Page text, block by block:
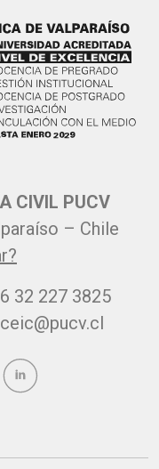
CIVIL PUCV
– Chile
32 227 3825